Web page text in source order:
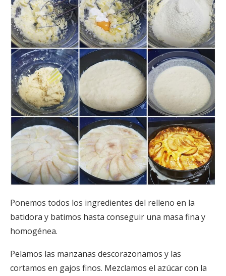
Ponemos todos los ingredientes del relleno en la
batidora y batimos hasta conseguir una masa fina y
homogénea.
Pelamos las manzanas descorazonamos y las
cortamos en gajos finos. Mezclamos el azúcar con la